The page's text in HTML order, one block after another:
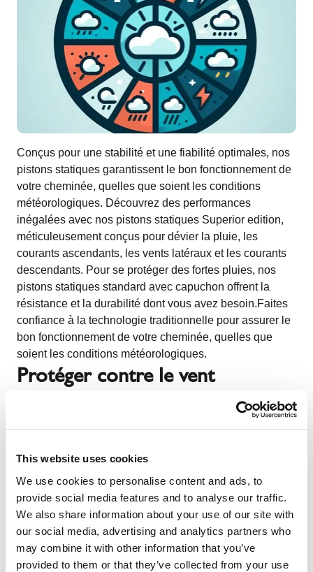
This website uses cookies
We use cookies to personalise content and ads, to
provide social media features and to analyse our traffic.
We also share information about your use of our site with
our social media, advertising and analytics partners who
may combine it with other information that you’ve
provided to them or that they’ve collected from your use
Conçus pour une stabilité et une fiabilité optimales, nos
pistons statiques garantissent le bon fonctionnement de
votre cheminée, quelles que soient les conditions
météorologiques. Découvrez des performances
inégalées avec nos pistons statiques Superior edition,
méticuleusement conçus pour dévier la pluie, les
courants ascendants, les vents latéraux et les courants
descendants. Pour se protéger des fortes pluies, nos
pistons statiques standard avec capuchon offrent la
résistance et la durabilité dont vous avez besoin.Faites
confiance à la technologie traditionnelle pour assurer le
bon fonctionnement de votre cheminée, quelles que
soient les conditions météorologiques.
Protéger contre le vent